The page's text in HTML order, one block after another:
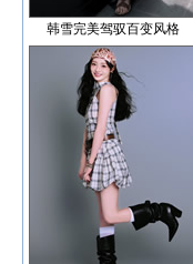
韩雪完美驾驭百变风格